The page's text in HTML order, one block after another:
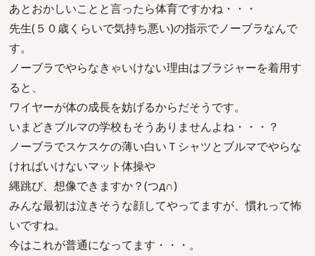
あとおかしいことと言ったら体育ですかね・・・
先生(５０歳くらいで気持ち悪い)の指示でノーブラなんで
す。
ノーブラでやらなきゃいけない理由はブラジャーを着用す
ると、
ワイヤーが体の成長を妨げるからだそうです。
いまどきブルマの学校もそうありませんよね・・・？
ノーブラでスケスケの薄い白いＴシャツとブルマでやらな
ければいけないマット体操や
縄跳び、想像できますか？(つд∩)
みんな最初は泣きそうな顔してやってますが、慣れって怖
いですね。
今はこれが普通になってます・・・。